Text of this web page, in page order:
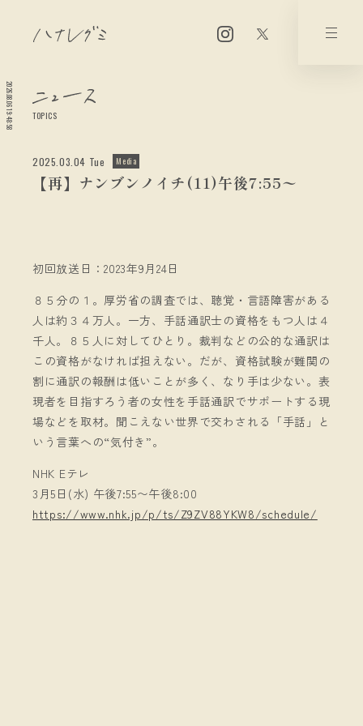
2026.08.06 19:48:58 TOPICS
2025.03.04 Tue Media
【再】ナンブンノイチ(11)午後7:55〜
初回放送日：2023年9月24日
８５分の１。厚労省の調査では、聴覚・言語障害がある
人は約３４万人。一方、手話通訳士の資格をもつ人は４
千人。８５人に対してひとり。裁判などの公的な通訳は
この資格がなければ担えない。だが、資格試験が難関の
割に通訳の報酬は低いことが多く、なり手は少ない。表
現者を目指すろう者の女性を手話通訳でサポートする現
場などを取材。聞こえない世界で交わされる「手話」と
いう言葉への“気付き”。
NHK Eテレ
3月5日(水) 午後7:55〜午後8:00
https://www.nhk.jp/p/ts/Z9ZV88YKW8/schedule/